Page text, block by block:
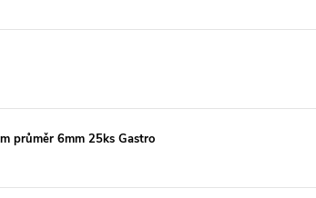
průměr 6mm 25ks Gastro